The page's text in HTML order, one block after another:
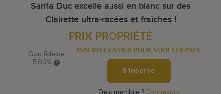
Santa Duc excelle aussi en blanc sur des
Clairette ultra-racées et fraîches !
PRIX PROPRIÉTÉ
Gain fidélité
5.00%
INSCRIVEZ-VOUS POUR VOIR LES PRIX
S'inscrire
Déjà membre ? Connexion